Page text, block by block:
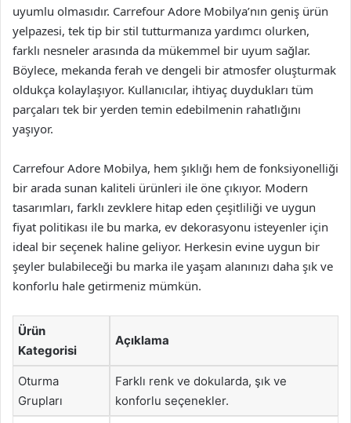
uyumlu olmasıdır. Carrefour Adore Mobilya’nın geniş ürün
yelpazesi, tek tip bir stil tutturmanıza yardımcı olurken,
farklı nesneler arasında da mükemmel bir uyum sağlar.
Böylece, mekanda ferah ve dengeli bir atmosfer oluşturmak
oldukça kolaylaşıyor. Kullanıcılar, ihtiyaç duydukları tüm
parçaları tek bir yerden temin edebilmenin rahatlığını
yaşıyor.
Carrefour Adore Mobilya, hem şıklığı hem de fonksiyonelliği
bir arada sunan kaliteli ürünleri ile öne çıkıyor. Modern
tasarımları, farklı zevklere hitap eden çeşitliliği ve uygun
fiyat politikası ile bu marka, ev dekorasyonu isteyenler için
ideal bir seçenek haline geliyor. Herkesin evine uygun bir
şeyler bulabileceği bu marka ile yaşam alanınızı daha şık ve
konforlu hale getirmeniz mümkün.
Ürün
Kategorisi
Açıklama
Oturma
Grupları
Farklı renk ve dokularda, şık ve
konforlu seçenekler.